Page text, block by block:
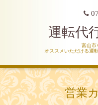
運転代
富山市
オススメいただける運
営業